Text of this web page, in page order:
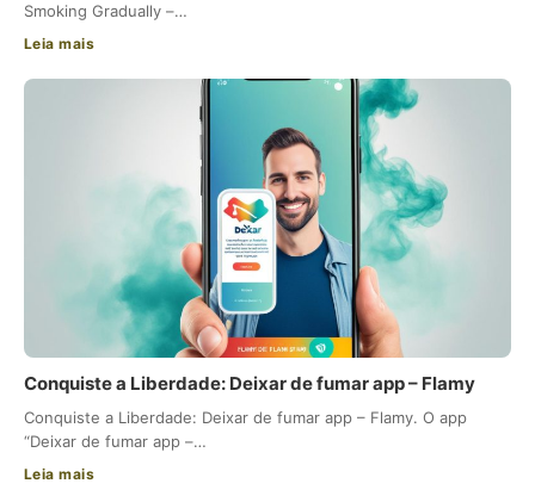
Smoking Gradually –…
Leia mais
Conquiste a Liberdade: Deixar de fumar app – Flamy
Conquiste a Liberdade: Deixar de fumar app – Flamy. O app
“Deixar de fumar app –…
Leia mais